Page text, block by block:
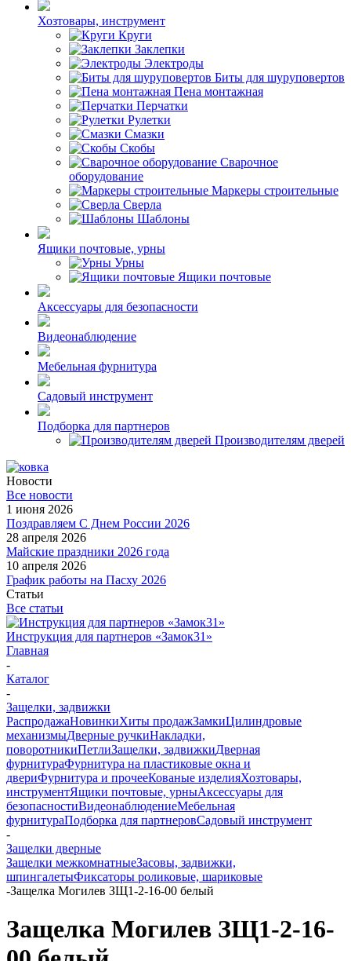
Хозтовары, инструмент
Круги
Заклепки
Электроды
Биты для шуруповертов
Пена монтажная
Перчатки
Рулетки
Смазки
Скобы
Сварочное
оборудование
Маркеры строительные
Сверла
Шаблоны
Ящики почтовые, урны
Урны
Ящики почтовые
Аксессуары для безопасности
Видеонаблюдение
Мебельная фурнитура
Садовый инструмент
Подборка для партнеров
Производителям дверей
Новости
Все новости
1 июня 2026
Поздравляем С Днем России 2026
28 апреля 2026
Майские праздники 2026 года
10 апреля 2026
График работы на Пасху 2026
Статьи
Все статьи
Инструкция для партнеров «Замок31»
Главная
-
Каталог
-
Защелки, задвижки
РаспродажаНовинкиХиты продажЗамкиЦилиндровые
механизмыДверные ручкиНакладки,
поворотникиПетлиЗащелки, задвижкиДверная
фурнитураФурнитура на пластиковые окна и
двериФурнитура и прочееКованые изделияХозтовары,
инструментЯщики почтовые, урныАксессуары для
безопасностиВидеонаблюдениеМебельная
фурнитураПодборка для партнеровСадовый инструмент
-
Защелки дверные
Защелки межкомнатныеЗасовы, задвижки,
шпингалетыФиксаторы роликовые, шариковые
-Защелка Могилев ЗЩ1-2-16-00 белый
Защелка Могилев ЗЩ1-2-16-